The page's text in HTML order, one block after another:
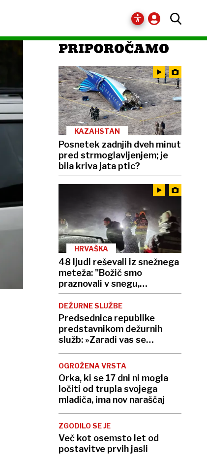
PRIPOROČAMO
KAZAHSTAN
Posnetek zadnjih dveh minut
pred strmoglavljenjem; je
bila kriva jata ptic?
HRVAŠKA
48 ljudi reševali iz snežnega
meteža: "Božič smo
praznovali v snegu,
zmrznjeni, a srečni"
DEŽURNE SLUŽBE
Predsednica republike
predstavnikom dežurnih
služb: »Zaradi vas se
prebivalci Slovenije tudi med
prazniki počutimo varne.«
OGROŽENA VRSTA
Orka, ki se 17 dni ni mogla
ločiti od trupla svojega
mladiča, ima nov naraščaj
ZGODILO SE JE
Več kot osemsto let od
postavitve prvih jasli